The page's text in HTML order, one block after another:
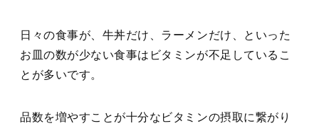
日々の食事が、牛丼だけ、ラーメンだけ、といった
お皿の数が少ない食事はビタミンが不足しているこ
とが多いです。
品数を増やすことが十分なビタミンの摂取に繋がり